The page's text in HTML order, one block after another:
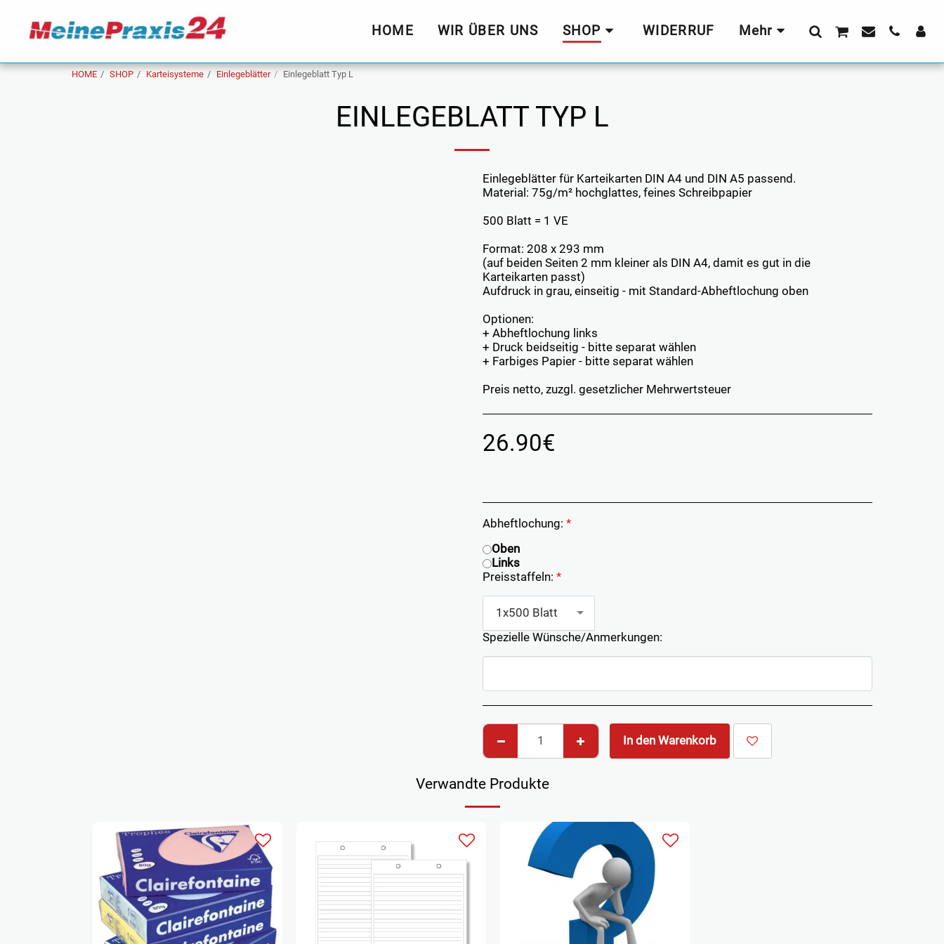
HOME WIR ÜBER UNS SHOP WIDERRUF Mehr
HOME SHOP Karteisysteme Einlegeblätter Einlegeblatt Typ L
EINLEGEBLATT TYP L
Einlegeblätter für Karteikarten DIN A4 und DIN A5 passend.
Material: 75g/m² hochglattes, feines Schreibpapier
500 Blatt = 1 VE
Format: 208 x 293 mm
(auf beiden Seiten 2 mm kleiner als DIN A4, damit es gut in die
Karteikarten passt)
Aufdruck in grau, einseitig - mit Standard-Abheftlochung oben
Optionen:
+ Abheftlochung links
+ Druck beidseitig - bitte separat wählen
+ Farbiges Papier - bitte separat wählen
Preis netto, zuzgl. gesetzlicher Mehrwertsteuer
26.90€
Abheftlochung: *
Oben
Links
Preisstaffeln: *
1x500 Blatt
Spezielle Wünsche/Anmerkungen:
In den Warenkorb
Verwandte Produkte